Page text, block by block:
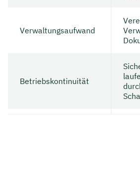
Verwaltungsaufwand
Betriebskontinuität